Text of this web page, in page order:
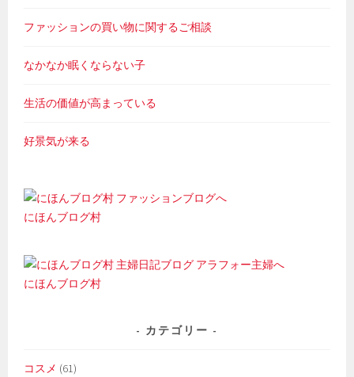
ファッションの買い物に関するご相談
なかなか眠くならない子
生活の価値が高まっている
好景気が来る
にほんブログ村
にほんブログ村
カテゴリー
コスメ (61)